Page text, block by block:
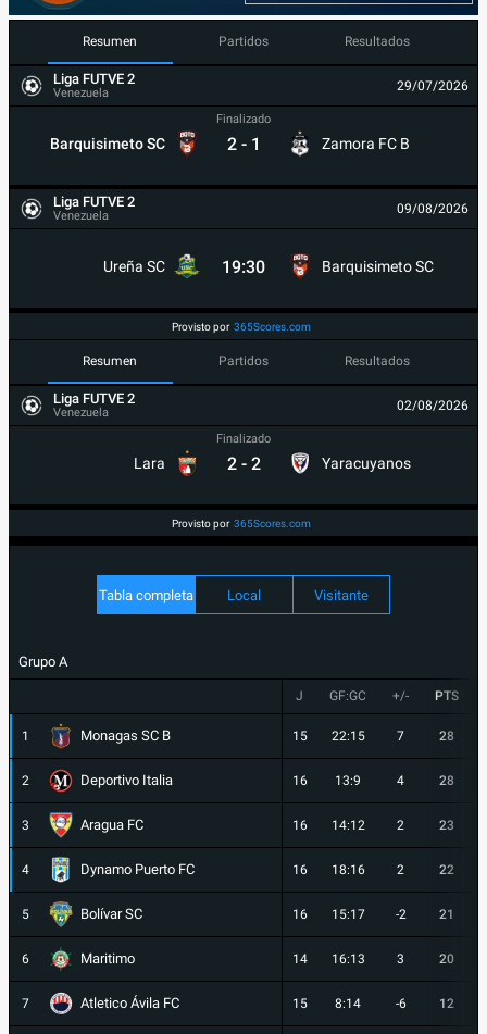
Resumen Partidos Resultados
Liga FUTVE 2
Venezuela 29/07/2026
Barquisimeto SC
Finalizado
2 - 1 Zamora FC B
Liga FUTVE 2
Venezuela 09/08/2026
Ureña SC 19:30 Barquisimeto SC
Provisto por 365Scores.com
Resumen Partidos Resultados
Liga FUTVE 2
Venezuela 02/08/2026
Lara
Finalizado
2 - 2 Yaracuyanos
Provisto por 365Scores.com
Tabla completa Local Visitante
Grupo A
J GF:GC +/- PTS
1 Monagas SC B 15 22:15 7 28
2 Deportivo Italia 16 13:9 4 28
3 Aragua FC 16 14:12 2 23
4 Dynamo Puerto FC 16 18:16 2 22
5 Bolívar SC 16 15:17 -2 21
6 Maritimo 14 16:13 3 20
7 Atletico Ávila FC 15 8:14 -6 12